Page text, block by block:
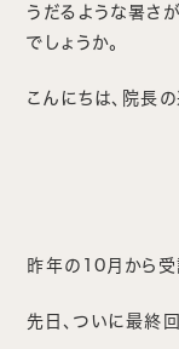
うだるような暑さ
でしょうか。
こんにちは、院長の
昨年の10月から
先日、ついに最終